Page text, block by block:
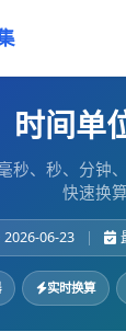
时间单
秒、秒、分钟
快速换算
06-23 |
实时换算